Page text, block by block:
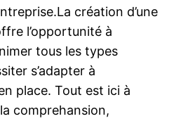
création d’une
l’opportunité à
tous les types
s’adapter à
place. Tout est ici à
comprehansion,